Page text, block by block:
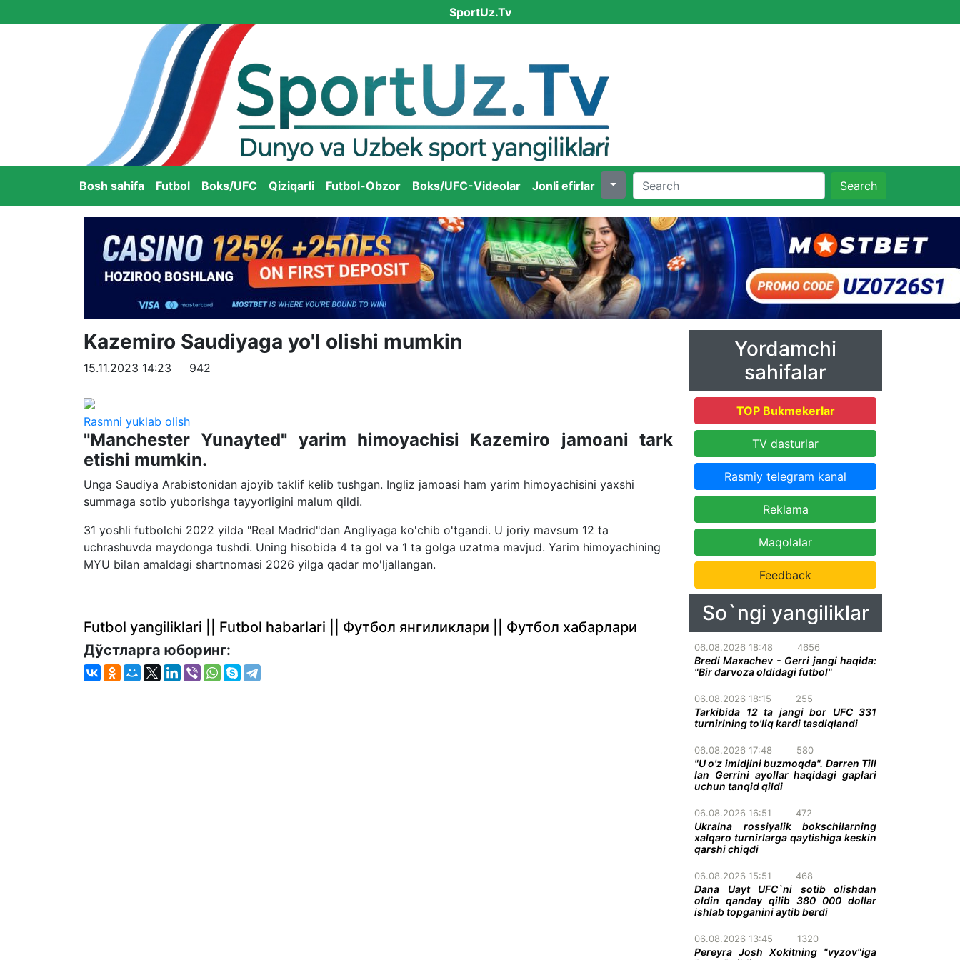
SportUz.Tv
Bosh sahifa Futbol Boks/UFC Qiziqarli Futbol-Obzor Boks/UFC-Videolar Jonli efirlar Search
Kazemiro Saudiyaga yo'l olishi mumkin
15.11.2023 14:23 942
Rasmni yuklab olish
"Manchester Yunayted" yarim himoyachisi Kazemiro jamoani tark
etishi mumkin.
Unga Saudiya Arabistonidan ajoyib taklif kelib tushgan. Ingliz jamoasi ham yarim himoyachisini yaxshi
summaga sotib yuborishga tayyorligini malum qildi.
31 yoshli futbolchi 2022 yilda "Real Madrid"dan Angliyaga ko'chib o'tgandi. U joriy mavsum 12 ta
uchrashuvda maydonga tushdi. Uning hisobida 4 ta gol va 1 ta golga uzatma mavjud. Yarim himoyachining
MYU bilan amaldagi shartnomasi 2026 yilga qadar mo'ljallangan.
Futbol yangiliklari || Futbol habarlari || Футбол янгиликлари || Футбол хабарлари
Дўстларга юборинг:
Yordamchi
sahifalar
TOP Bukmekerlar
TV dasturlar
Rasmiy telegram kanal
Reklama
Maqolalar
Feedback
So`ngi yangiliklar
06.08.2026 18:48 4656
Bredi Maxachev - Gerri jangi haqida:
"Bir darvoza oldidagi futbol"
06.08.2026 18:15 255
Tarkibida 12 ta jangi bor UFC 331
turnirining to'liq kardi tasdiqlandi
06.08.2026 17:48 580
"U o'z imidjini buzmoqda". Darren Till
Ian Gerrini ayollar haqidagi gaplari
uchun tanqid qildi
06.08.2026 16:51 472
Ukraina rossiyalik bokschilarning
xalqaro turnirlarga qaytishiga keskin
qarshi chiqdi
06.08.2026 15:51 468
Dana Uayt UFC`ni sotib olishdan
oldin qanday qilib 380 000 dollar
ishlab topganini aytib berdi
06.08.2026 13:45 1320
Pereyra Josh Xokitning "vyzov"iga